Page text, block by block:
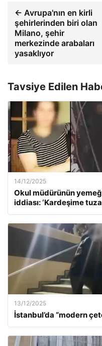
← Avrupa'nın en kirli
şehirlerinden biri olan
Milano, şehir
merkezinde arabaları
yasaklıyor
Tavsiye Edilen
14/12/2025
Okul müdürünün
iddiası: ‘Kardeşime
13/12/2025
İstanbul’da “modern